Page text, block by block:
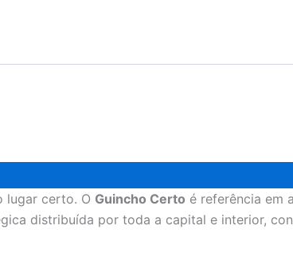
lugar certo. O Guincho Certo é referência em
distribuída por toda a capital e interior,